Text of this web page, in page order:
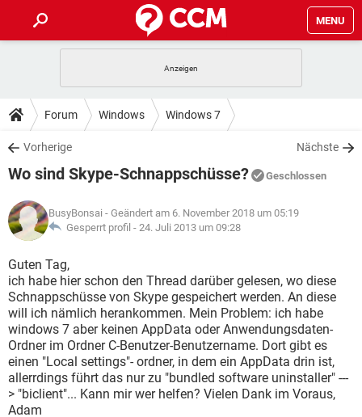
MENU
ANDROID IOS
WINDOWS 10
WHATSAPP TIKTOK
FACEBOOK
TIPPS & TRICKS
SPIELE STREAMING
WHATSAPP TIKTOK
FACEBOOK
DOWNLOADS
SPIELE STREAMING
ANDROID
WINDOWS 10 INSTAGRAM
WHATSAPP
FACEBOOK HARDWARE
SPIELE STREAMING
ANDROID
WINDOWS 10
WHATSAPP TIKTOK
FACEBOOK HARDWARE
LEXIKON
SPIELE
ANDROID IOS
WINDOWS 10 INSTAGRAM
WHATSAPP TIKTOK
FACEBOOK HARDWARE
Forum Windows Windows 7
Vorherige Nächste
Wo sind Skype-Schnappschüsse? Geschlossen
BusyBonsai - Geändert am 6. November 2018 um 05:19
Gesperrt profil - 24. Juli 2013 um 09:28
Guten Tag,
ich habe hier schon den Thread darüber gelesen, wo diese
Schnappschüsse von Skype gespeichert werden. An diese
will ich nämlich herankommen. Mein Problem: ich habe
windows 7 aber keinen AppData oder Anwendungsdaten-
Ordner im Ordner C-Benutzer-Benutzername. Dort gibt es
einen "Local settings"- ordner, in dem ein AppData drin ist,
allerrdings führt das nur zu "bundled software uninstaller" ---
> "biclient"... Kann mir wer helfen? Vielen Dank im Voraus,
Adam